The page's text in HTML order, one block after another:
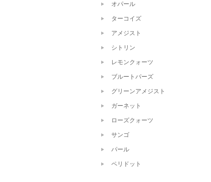
オパール
ターコイズ
アメジスト
シトリン
レモンクォーツ
ブルートパーズ
グリーンアメジスト
ガーネット
ローズクォーツ
サンゴ
パール
ペリドット